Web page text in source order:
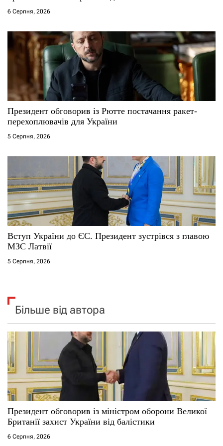
і
в
6 Серпня, 2026
Президент обговорив із Рютте постачання ракет-
перехоплювачів для України
5 Серпня, 2026
Вступ України до ЄС. Президент зустрівся з главою
МЗС Латвії
5 Серпня, 2026
Більше від автора
Президент обговорив із міністром оборони Великої
Британії захист України від балістики
6 Серпня, 2026